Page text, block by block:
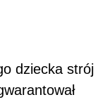
dziecka strój